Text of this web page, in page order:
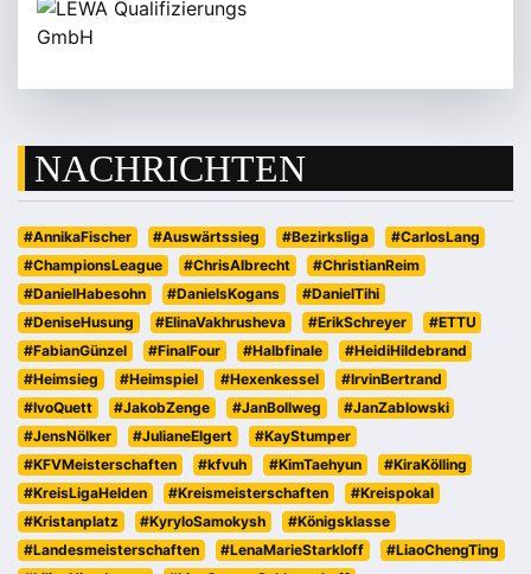
NACHRICHTEN
#AnnikaFischer #Auswärtssieg #Bezirksliga
#CarlosLang
#ChampionsLeague
#ChrisAlbrecht
#ChristianReim
#DanielHabesohn
#DanielsKogans
#DanielTihi
#DeniseHusung
#ElinaVakhrusheva #ErikSchreyer
#ETTU
#FabianGünzel
#FinalFour #Halbfinale
#HeidiHildebrand
#Heimsieg
#Heimspiel #Hexenkessel
#IrvinBertrand
#IvoQuett
#JakobZenge #JanBollweg
#JanZablowski
#JensNölker
#JulianeElgert
#KayStumper
#KFVMeisterschaften
#kfvuh #KimTaehyun
#KiraKölling
#KreisLigaHelden
#Kreismeisterschaften
#Kreispokal
#Kristanplatz
#KyryloSamokysh
#Königsklasse
#Landesmeisterschaften
#LenaMarieStarkloff
#LiaoChengTing